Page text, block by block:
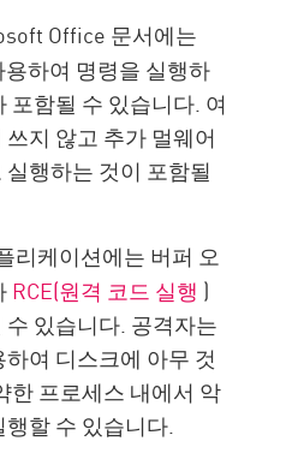
Office 문서에는
하여 명령을 실행하
포함될 수 있습니다. 여
지 않고 추가 멀웨어
행하는 것이 포함될
리케이션에는 버퍼 오
RCE(원격 코드 실행 )
있습니다. 공격자는
여 디스크에 아무 것
한 프로세스 내에서 악
할 수 있습니다.